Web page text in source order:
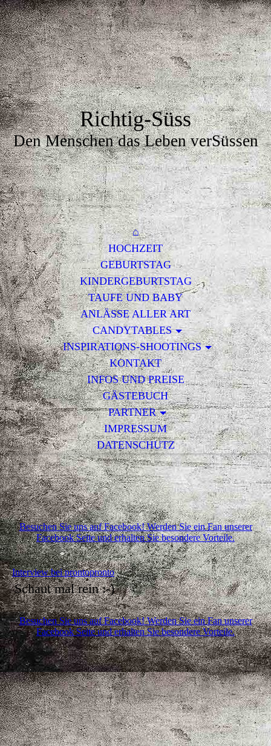
Richtig-Süss
Den Menschen das Leben verSüssen
⌂
HOCHZEIT
GEBURTSTAG
KINDERGEBURTSTAG
TAUFE UND BABY
ANLÄSSE ALLER ART
CANDYTABLES
INSPIRATIONS-SHOOTINGS
KONTAKT
INFOS UND PREISE
GÄSTEBUCH
PARTNER
IMPRESSUM
DATENSCHUTZ
Besuchen Sie uns auf Facebook! Werden Sie ein Fan unserer
Facebook Seite und erhalten Sie besondere Vorteile.
Interview bei prontopronto
Schaut mal rein :-)
Besuchen Sie uns auf Facebook! Werden Sie ein Fan unserer
Facebook Seite und erhalten Sie besondere Vorteile.